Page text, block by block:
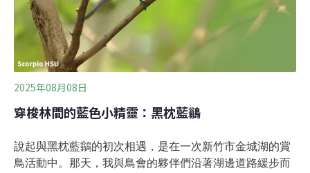
安的青蛙所吸引。直到走到一叢竹林前，他停下了腳步，
請我一起蹲下，並將手電筒的燈光全部關閉。當眼睛適應
黑暗後，一朵朵發光的真菌映入眼前 — 壯觀、震撼這些字
2025年08月08日
穿梭林間的藍色小精靈：黑枕藍鶲
說起與黑枕藍鶲的初次相遇，是在一次新竹市金城湖的賞
鳥活動中。那天，我與鳥會的夥伴們沿著湖邊道路緩步而